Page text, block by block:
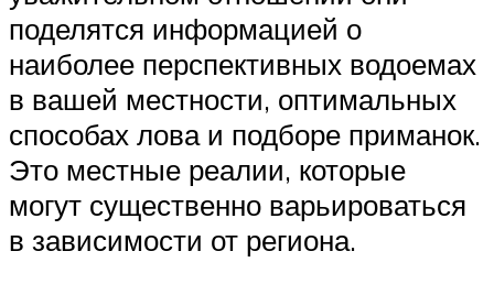
поделятся информацией о
наиболее перспективных водоемах
в вашей местности, оптимальных
способах лова и подборе приманок.
Это местные реалии, которые
могут существенно варьироваться
в зависимости от региона.